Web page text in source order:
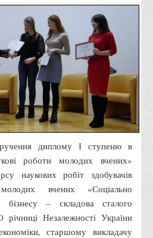
показувати під час війни
громадських організацій, які
пережили сексуальне насильство,
та їх родинам у Вінницькій області
З’ясуй правду про
життя
диплому І ступеню в
роботи молодих вчених»
наукових робіт здобувачів
вчених «Соціально
бізнесу – складова сталого
Незалежності України
старшому викладачу